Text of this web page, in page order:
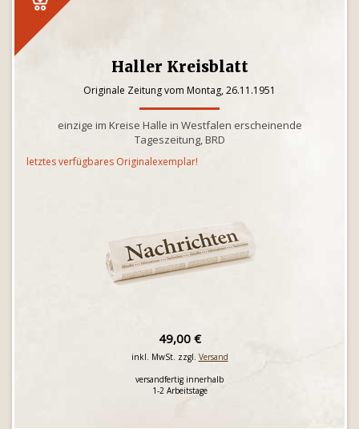
Haller Kreisblatt
Originale Zeitung vom Montag, 26.11.1951
einzige im Kreise Halle in Westfalen erscheinende
Tageszeitung, BRD
letztes verfügbares Originalexemplar!
49,00 €
inkl. MwSt. zzgl. Versand
versandfertig innerhalb
1-2 Arbeitstage